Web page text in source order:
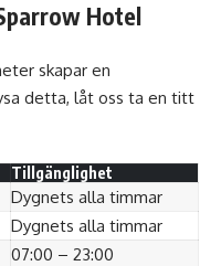
Hotel
skapar en
detta, låt oss ta en titt
Tillgänglighet
Dygnets alla timmar
Dygnets alla timmar
07:00 – 23:00